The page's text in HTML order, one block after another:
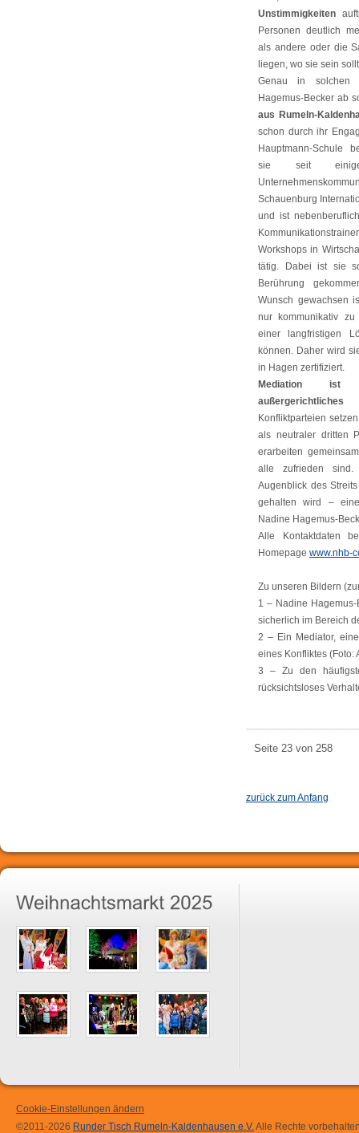
Unstimmigkeiten
Personen deutlich
als andere oder die
liegen, wo sie sein
Genau in solchen
Hagemus-Becker ab
aus Rumeln-
schon durch ihr
Hauptmann-Schule
sie seit
Schauenburg
und ist
Workshops in
tätig. Dabei ist sie
Berührung
Wunsch gewachsen
nur kommunikativ
einer langfristigen
können. Daher wird
in Hagen zertifiziert.
Mediation ist
Konfliktparteien
als neutraler dritten
erarbeiten
alle zufrieden
Augenblick des
gehalten wird –
Nadine Hagemus-
Alle Kontaktdaten
Homepage www.nhb-
Zu unseren Bildern
1 – Nadine
sicherlich im Bereich
2 – Ein Mediator,
eines Konfliktes (Foto:
3 – Zu den
rücksichtsloses
Seite 23 von 258
zurück zum Anfang
Cookie-Einstellungen ändern
©2011-2026 Runder Tisch Rumeln-Kaldenhausen e.V.Alle Rechte